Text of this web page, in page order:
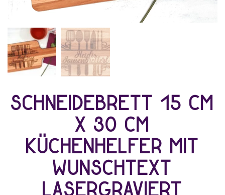
Schneidebrett 15 cm
x 30 cm
Küchenhelfer mit
Wunschtext
lasergraviert